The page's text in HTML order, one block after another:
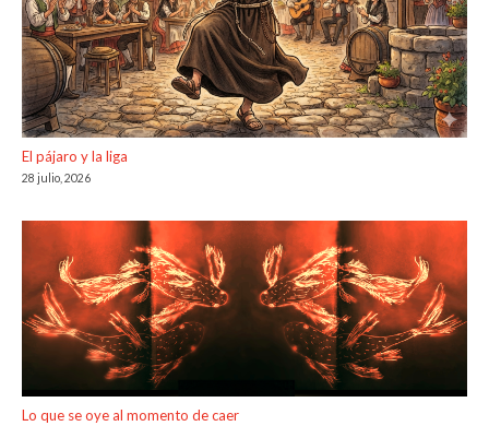
El pájaro y la liga
28 julio, 2026
Lo que se oye al momento de caer